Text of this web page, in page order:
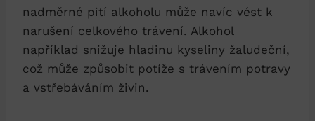
nadměrné pití alkoholu může navíc vést k
narušení celkového trávení. Alkohol
například snižuje hladinu kyseliny žaludeční,
což může způsobit potíže s trávením potravy
a vstřebáváním živin.